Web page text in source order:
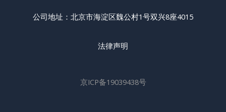
公司地址：北京市海淀区魏公村1号双兴8座4015
法律声明
京ICP备19039438号